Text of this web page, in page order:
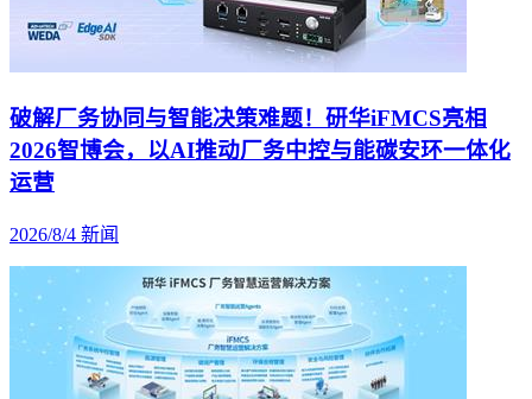
破解厂务协同与智能决策难题！研华iFMCS亮相
2026智博会，以AI推动厂务中控与能碳安环一体化
运营
2026/8/4 新闻